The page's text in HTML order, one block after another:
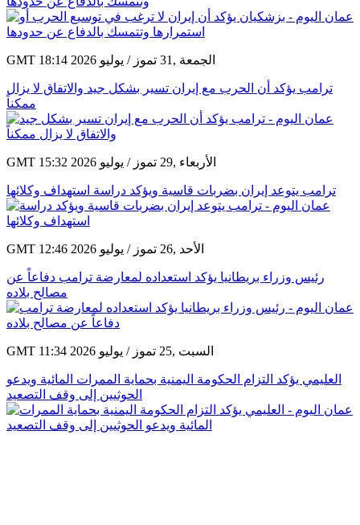
بزشكيان يؤكد أن إيران لا ترغب في توسيع الحرب أو استمرارها
وتتمسك بالدفاع عن حدودها
GMT 18:14 2026 الجمعة ,31 تموز / يوليو
ترامب يؤكد أن الحرب مع إيران تسير بشكل جيد والاتفاق لا يزال
ممكناً
GMT 15:32 2026 الأربعاء ,29 تموز / يوليو
ترامب يتوعد إيران بضربات قاسية ويؤكد دراسة استهداف وكلائها
GMT 12:46 2026 الأحد ,26 تموز / يوليو
رئيس وزراء بريطانيا يؤكد استعداده لمعارضة ترامب دفاعاً عن
مصالح بلاده
GMT 11:34 2026 السبت ,25 تموز / يوليو
العليمي يؤكد التزام الحكومة اليمنية بحماية الممرات المائية ويدعو
الحوثيين إلى وقف التصعيد